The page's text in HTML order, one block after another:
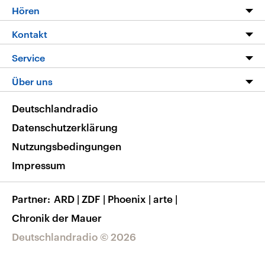
Programm
Die Nachrichten
Nachrichtenleicht
Neue Beiträge auf dlf.de
Hören
Livestream
Podcasts
Deutschlandfunk App
Nachrichten App
Frequenzen
Kontakt
Hörerservice
Service
FAQ
Veranstaltungen
Musikliste
RSS
Über uns
Barrierefreiheit
Deutschlandradio © 2026
Deutschlandradio
Datenschutzerklärung
Nutzungsbedingungen
Impressum
Partner ARD | ZDF | Phoenix | arte |
Chronik der Mauer